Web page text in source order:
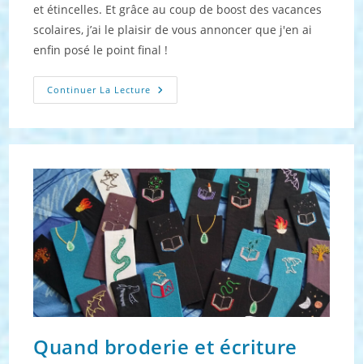
et étincelles. Et grâce au coup de boost des vacances
scolaires, j’ai le plaisir de vous annoncer que j'en ai
enfin posé le point final !
Continuer La Lecture Le
Projet
Mai
Quand broderie et écriture